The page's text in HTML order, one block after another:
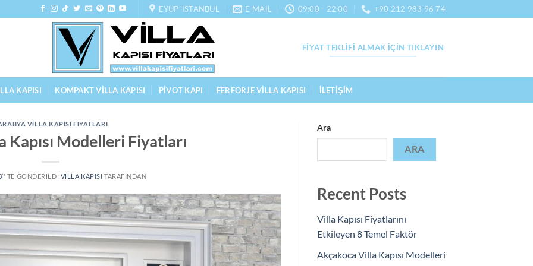
EYÜP-İSTANBUL E MAIL 09:00 - 22:00 +90 212 983 96 74
FIYAT TEKLIFI ALMAK İÇIN TIKLAYIN
KAPISI KOMPAKT VILLA KAPISI PIVOT KAPI FERFORJE VILLA KAPISI İLETIŞIM
VILLA KAPISI FIYATLARI
Kapısı Modelleri Fiyatları
’' TE GÖNDERILDI VILLA KAPISI TARAFINDAN
Ara
ARA
Recent Posts
Villa Kapısı Fiyatlarını
Etkileyen 8 Temel Faktör
Akçakoca Villa Kapısı Modelleri